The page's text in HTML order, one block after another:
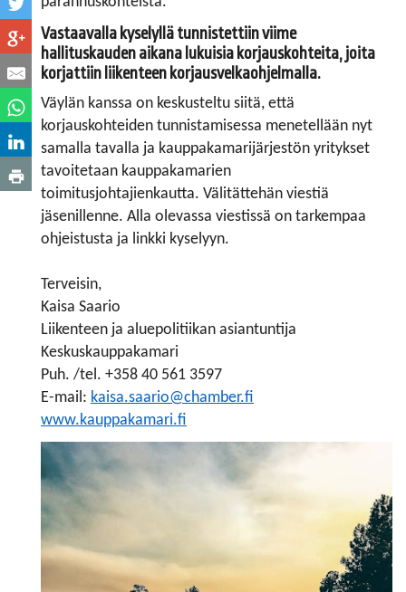
Vastaavalla kyselyllä tunnistettiin viime
hallituskauden aikana lukuisia korjauskohteita, joita
korjattiin liikenteen korjausvelkaohjelmalla.
Väylän kanssa on keskusteltu siitä, että
korjauskohteiden tunnistamisessa menetellään nyt
samalla tavalla ja kauppakamarijärjestön yritykset
tavoitetaan kauppakamarien
toimitusjohtajienkautta. Välitättehän viestiä
jäsenillenne. Alla olevassa viestissä on tarkempaa
ohjeistusta ja linkki kyselyyn.
Terveisin,
Kaisa Saario
Liikenteen ja aluepolitiikan asiantuntija
Keskuskauppakamari
Puh. /tel. +358 40 561 3597
E-mail: kaisa.saario@chamber.fi
www.kauppakamari.fi